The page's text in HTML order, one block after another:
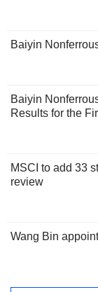
Baiyin
Baiyin
Results for the
MSCI to add 33
review
Wang Bin